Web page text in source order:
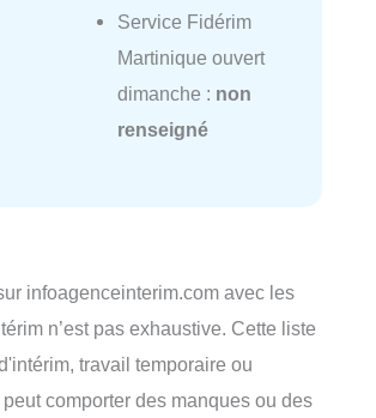
Service Fidérim
Martinique ouvert
dimanche : non
renseigné
infoagenceinterim.com avec les
n’est pas exhaustive. Cette liste
travail temporaire ou
comporter des manques ou des